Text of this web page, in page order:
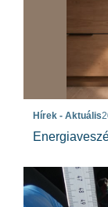
Hírek - Aktuális